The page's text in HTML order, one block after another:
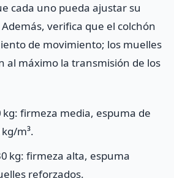
cada uno pueda ajustar su
verifica que el colchón
de movimiento; los muelles
al máximo la transmisión de los
kg: firmeza media, espuma de
m³.
kg: firmeza alta, espuma
reforzados.